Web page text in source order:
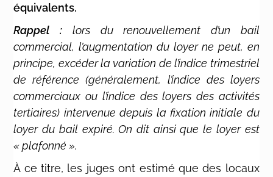
équivalents.
Rappel : lors du renouvellement d’un bail
commercial, l’augmentation du loyer ne peut, en
principe, excéder la variation de l’indice trimestriel
de référence (généralement, l’indice des loyers
commerciaux ou l’indice des loyers des activités
tertiaires) intervenue depuis la fixation initiale du
loyer du bail expiré. On dit ainsi que le loyer est
« plafonné ».
À ce titre, les juges ont estimé que des locaux